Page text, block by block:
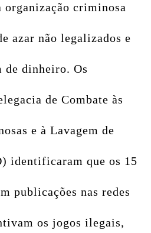
criminosa
azar não legalizados e
de dinheiro. Os
de Combate às
e à Lavagem de
identificaram que os 15
publicações nas redes
os jogos ilegais,